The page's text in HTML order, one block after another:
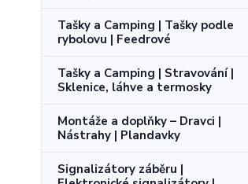
Tašky a Camping | Tašky podle
rybolovu | Feedrové
Tašky a Camping | Stravování |
Sklenice, láhve a termosky
Montáže a doplňky – Dravci |
Nástrahy | Plandavky
Signalizátory záběru |